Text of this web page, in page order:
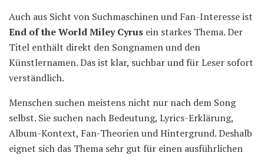
Auch aus Sicht von Suchmaschinen und Fan-Interesse ist
End of the World Miley Cyrus ein starkes Thema. Der
Titel enthält direkt den Songnamen und den
Künstlernamen. Das ist klar, suchbar und für Leser sofort
verständlich.
Menschen suchen meistens nicht nur nach dem Song
selbst. Sie suchen nach Bedeutung, Lyrics-Erklärung,
Album-Kontext, Fan-Theorien und Hintergrund. Deshalb
eignet sich das Thema sehr gut für einen ausführlichen